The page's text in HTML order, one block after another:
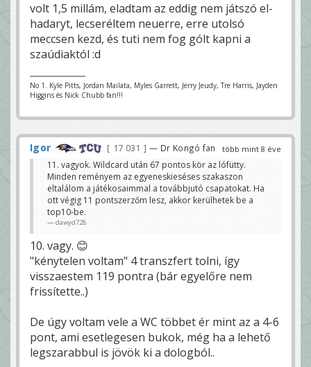
volt 1,5 millám, eladtam az eddig nem játszó el-
hadaryt, lecseréltem neuerre, erre utolsó
meccsen kezd, és tuti nem fog gólt kapni a
szaúdiaktól :d
No 1. Kyle Pitts, Jordan Mailata, Myles Garrett, Jerry Jeudy, Tre Harris, Jayden
Higgins és Nick Chubb fan!!!
több mint 8 éve
Igor 17 031 — Dr Kongó fan
11. vagyok. Wildcard után 67 pontos kör az lófütty.
Minden reményem az egyeneskieséses szakaszon
eltalálom a játékosaimmal a továbbjutó csapatokat. Ha
ott végig 11 pontszerzőm lesz, akkor kerülhetek be a
top10-be.
dawyd728
10. vagy. 😊
"kénytelen voltam" 4 transzfert tolni, így
visszaestem 119 pontra (bár egyelőre nem
frissítette..)
De úgy voltam vele a WC többet ér mint az a 4-6
pont, ami esetlegesen bukok, még ha a lehető
legszarabbul is jövök ki a dologból..